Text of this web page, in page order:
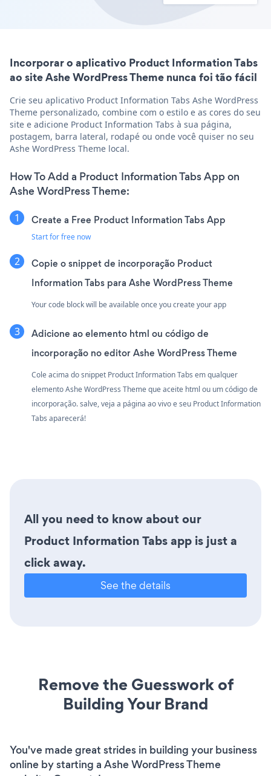
Incorporar o aplicativo Product Information Tabs
ao site Ashe WordPress Theme nunca foi tão fácil
Crie seu aplicativo Product Information Tabs Ashe WordPress
Theme personalizado, combine com o estilo e as cores do seu
site e adicione Product Information Tabs à sua página,
postagem, barra lateral, rodapé ou onde você quiser no seu
Ashe WordPress Theme local.
How To Add a Product Information Tabs App on
Ashe WordPress Theme:
Create a Free Product Information Tabs App
Start for free now
Copie o snippet de incorporação Product
Information Tabs para Ashe WordPress Theme
Your code block will be available once you create your app
Adicione ao elemento html ou código de
incorporação no editor Ashe WordPress Theme
Cole acima do snippet Product Information Tabs em qualquer
elemento Ashe WordPress Theme que aceite html ou um código de
incorporação. salve, veja a página ao vivo e seu Product Information
Tabs aparecerá!
All you need to know about our
Product Information Tabs app is just a
click away.
See the details
Remove the Guesswork of
Building Your Brand
You've made great strides in building your business
online by starting a Ashe WordPress Theme